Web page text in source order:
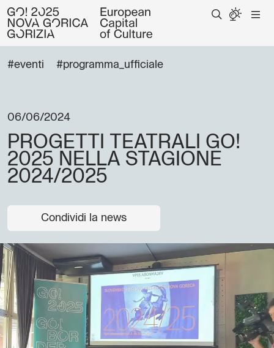
#eventi #programma_ufficiale
06/06/2024
PROGETTI TEATRALI GO!
2025 NELLA STAGIONE
2024/2025
Condividi la news